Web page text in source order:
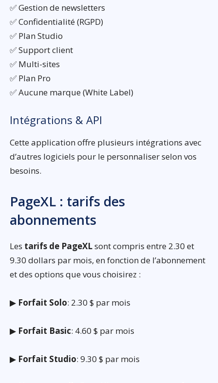
✅ Gestion de newsletters
✅ Confidentialité (RGPD)
✅ Plan Studio
✅ Support client
✅ Multi-sites
✅ Plan Pro
✅ Aucune marque (White Label)
Intégrations & API
Cette application offre plusieurs intégrations avec
d’autres logiciels pour le personnaliser selon vos
besoins.
PageXL : tarifs des
abonnements
Les tarifs de PageXLsont compris entre 2.30 et
9.30 dollars par mois, en fonction de l’abonnement
et des options que vous choisirez :
▶ Forfait Solo: 2.30 $ par mois
▶ Forfait Basic: 4.60 $ par mois
▶ Forfait Studio: 9.30 $ par mois